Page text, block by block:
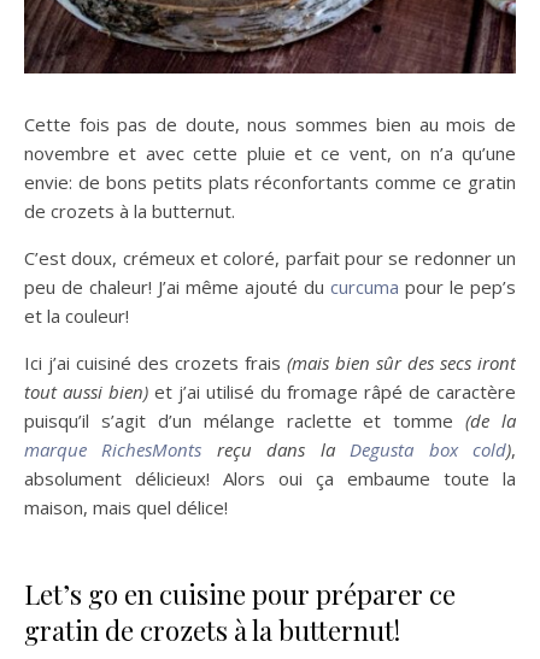
Cette fois pas de doute, nous sommes bien au mois de
novembre et avec cette pluie et ce vent, on n’a qu’une
envie: de bons petits plats réconfortants comme ce gratin
de crozets à la butternut.
C’est doux, crémeux et coloré, parfait pour se redonner un
peu de chaleur! J’ai même ajouté du curcuma pour le pep’s
et la couleur!
Ici j’ai cuisiné des crozets frais (mais bien sûr des secs iront
tout aussi bien) et j’ai utilisé du fromage râpé de caractère
puisqu’il s’agit d’un mélange raclette et tomme(de la
marque RichesMonts reçu dans laDegusta box cold),
absolument délicieux! Alors oui ça embaume toute la
maison, mais quel délice!
Let’s go en cuisine pour préparer ce
gratin de crozets à la butternut!